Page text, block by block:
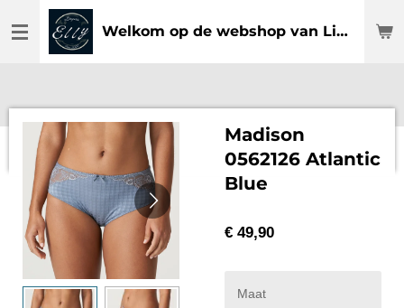
direct
Welkom op de webshop van Lingerie Elly
Madison
0562126 Atlantic
Blue
€ 49,90
Maat